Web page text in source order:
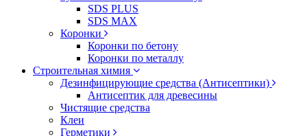
SDS PLUS
SDS MAX
Коронки
Коронки по бетону
Коронки по металлу
Строительная химия
Дезинфицирующие средства (Антисептики)
Антисептик для древесины
Чистящие средства
Клеи
Герметики